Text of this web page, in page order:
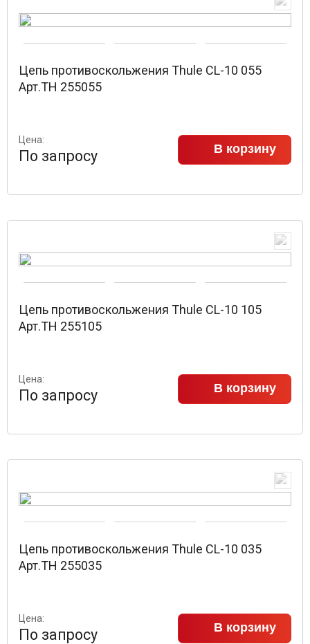
Цепь противоскольжения Thule CL-10 055
Арт.TH 255055
Цена:
По запросу В корзину
Цепь противоскольжения Thule CL-10 105
Арт.TH 255105
Цена:
По запросу В корзину
Цепь противоскольжения Thule CL-10 035
Арт.TH 255035
Цена:
По запросу В корзину